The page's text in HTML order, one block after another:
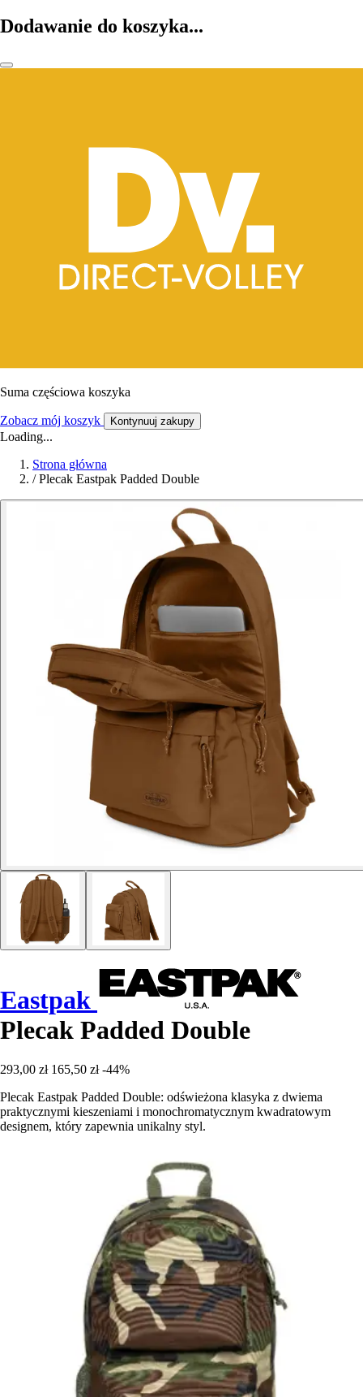
Dodawanie do koszyka...
Suma częściowa koszyka
Zobacz mój koszyk Kontynuuj zakupy
Loading...
Strona główna
/ Plecak Eastpak Padded Double
Eastpak
Plecak Padded Double
293,00 zł 165,50 zł -44%
Plecak Eastpak Padded Double: odświeżona klasyka z dwiema
praktycznymi kieszeniami i monochromatycznym kwadratowym
designem, który zapewnia unikalny styl.